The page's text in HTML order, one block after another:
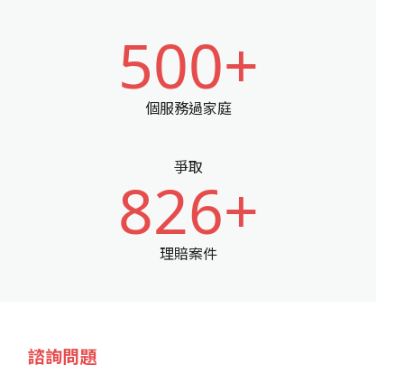
500+
個服務過家庭
爭取
826+
理賠案件
諮詢問題